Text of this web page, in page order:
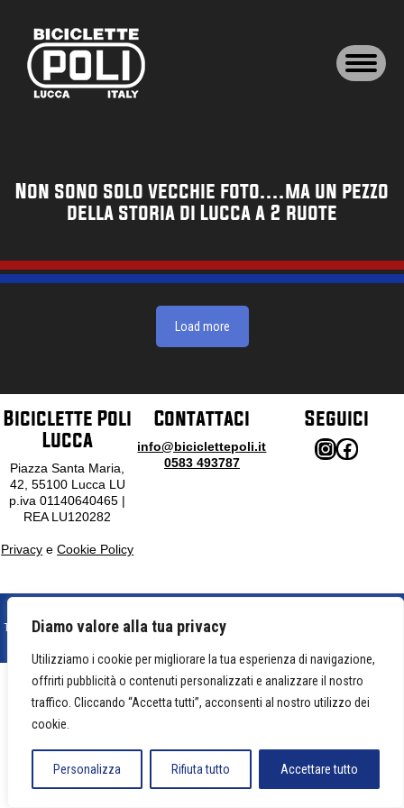
Diamo valore alla tua privacy
Utilizziamo i cookie per migliorare la tua esperienza di navigazione,
offrirti pubblicità o contenuti personalizzati e analizzare il nostro
traffico. Cliccando “Accetta tutti”, acconsenti al nostro utilizzo dei
cookie.
Personalizza Rifiuta tutto Accettare tutto
Non sono solo vecchie foto....ma un pezzo
della storia di Lucca a 2 ruote
Load more
Biciclette Poli
Lucca
Piazza Santa Maria,
42, 55100 Lucca LU
p.iva 01140640465 |
REA LU120282
Privacy eCookie Policy
Contattaci
info@biciclettepoli.it
0583 493787
Seguici
InstagramFacebook
Tutte le immagini sono di proprietà di Poli Antonio di Poli Pierluigi e coperte da copyright.